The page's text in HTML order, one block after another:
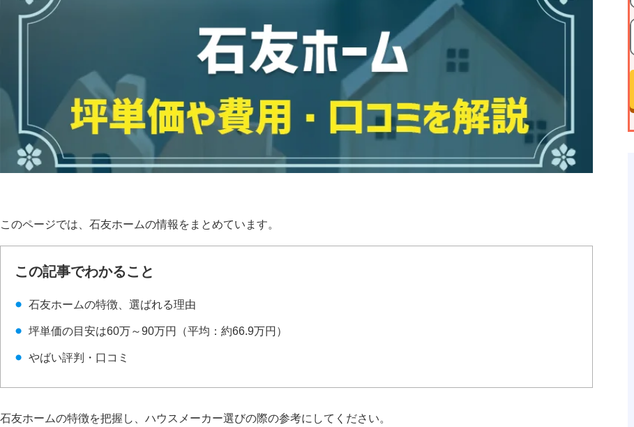
このページでは、石友ホームの情報をまとめています。
この記事でわかること
石友ホームの特徴、選ばれる理由
坪単価の目安は60万～90万円（平均：約66.9万円）
やばい評判・口コミ
石友ホームの特徴を把握し、ハウスメーカー選びの際の参考にしてください。